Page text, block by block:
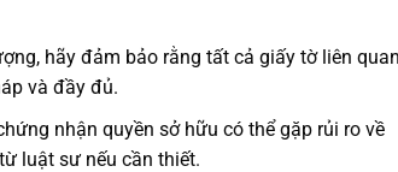
hãy đảm bảo rằng tất cả giấy tờ liên quan
và đầy đủ.
nhận quyền sở hữu có thể gặp rủi ro về
từ luật sư nếu cần thiết.